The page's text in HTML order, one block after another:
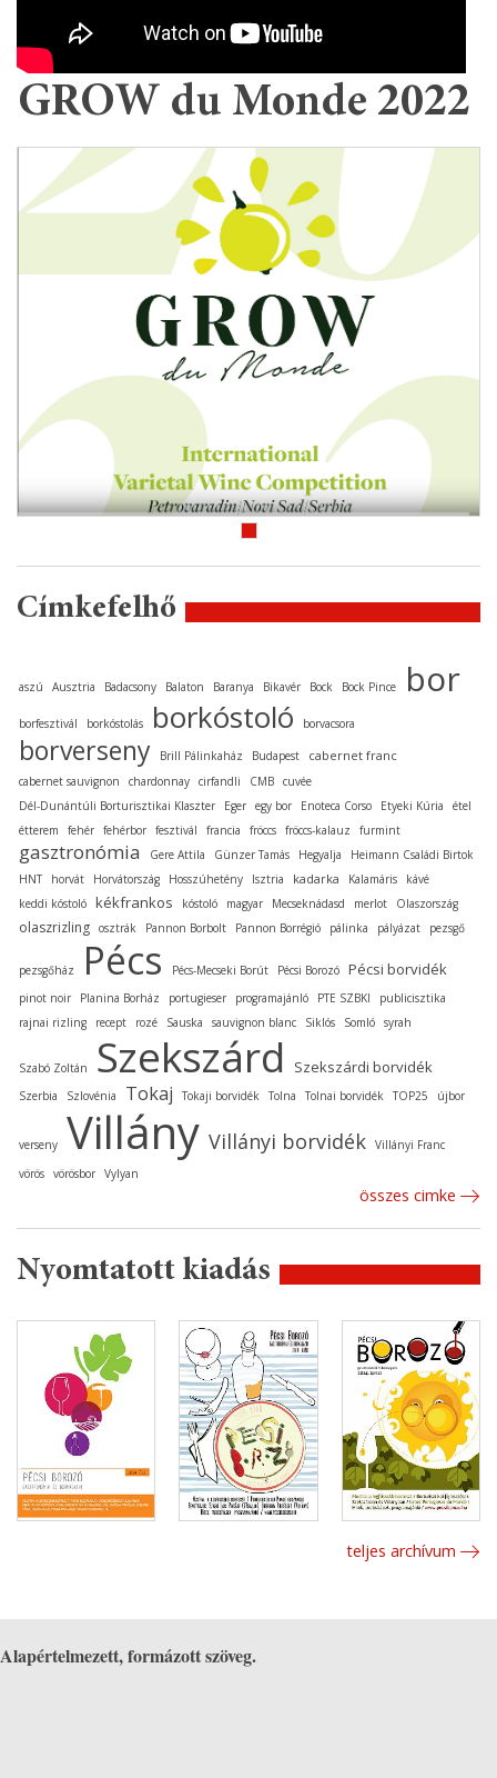
GROW du Monde 2022
Címkefelhő
aszú Ausztria Badacsony Balaton Baranya Bikavér Bock Bock Pince bor
borfesztivál borkóstolás borkóstoló borvacsora
borverseny Brill Pálinkaház Budapest cabernet franc
cabernet sauvignon chardonnay cirfandli CMB cuvée
Dél-Dunántúli Borturisztikai Klaszter
Eger egy bor Enoteca Corso Etyeki Kúria
étel
étterem
fehér fehérbor fesztivál francia fröccs fröccs-kalauz furmint
gasztronómia Gere Attila Günzer Tamás Hegyalja
Heimann Családi Birtok
HNT
horvát Horvátország Hosszúhetény Isztria kadarka Kalamáris
kávé
keddi kóstoló kékfrankos kóstoló magyar Mecseknádasd merlot Olaszország
olaszrizling osztrák Pannon Borbolt Pannon Borrégió pálinka pályázat pezsgő
pezsgőház Pécs Pécs-Mecseki Borút Pécsi Borozó Pécsi borvidék
pinot noir Planina Borház portugieser programajánló PTE SZBKI
publicisztika
rajnai rizling
recept rozé Sauska sauvignon blanc Siklós Somló syrah
Szabó Zoltán Szekszárd Szekszárdi borvidék
Szerbia Szlovénia Tokaj Tokaji borvidék Tolna Tolnai borvidék TOP25 újbor
verseny Villány Villányi borvidék Villányi Franc
vörös vörösbor Vylyan
összes cimke
Nyomtatott kiadás
teljes archívum
Alapértelmezett, formázott szöveg.